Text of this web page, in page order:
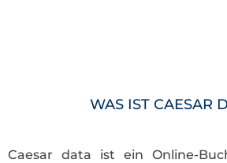
WAS IST CAESAR
Caesar data ist ein Online-